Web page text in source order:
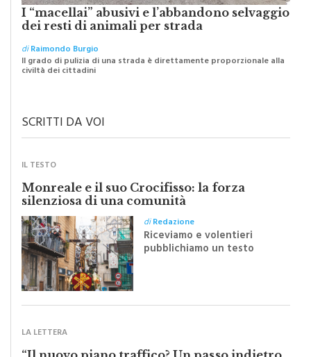
dei resti di animali per strada
diRaimondo Burgio
Il grado di pulizia di una strada è direttamente proporzionale alla
civiltà dei cittadini
Monreale e il suo Crocifisso: la forza
silenziosa di una comunità
diRedazione
Riceviamo e volentieri
pubblichiamo un testo
inviato dalla scrittrice
monrealese Mariella
“Il nuovo piano traffico? Un passo indietro
di dieci anni”